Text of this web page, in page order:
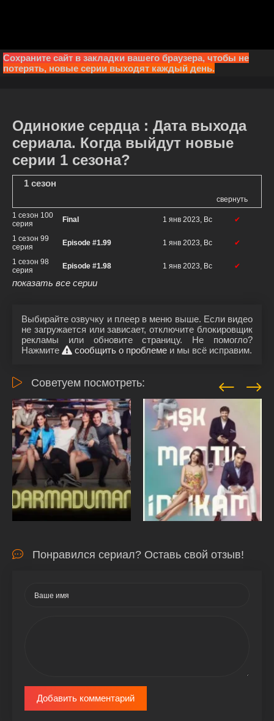
Сохраните сайт в закладки вашего браузера, чтобы не
потерять, новые серии выходят каждый день.
Одинокие сердца : Дата выхода
сериала. Когда выйдут новые
серии 1 сезона?
1 сезон
свернуть
1 сезон 100
серия
Final 1 янв 2023, Вс ✔
1 сезон 99
серия
Episode #1.99 1 янв 2023, Вс ✔
1 сезон 98
серия
Episode #1.98 1 янв 2023, Вс ✔
показать все серии
Выбирайте озвучку и плеер в меню выше. Если видео
не загружается или зависает, отключите блокировщик
рекламы или обновите страницу. Не помогло?
Нажмите
сообщить о проблеме и мы всё исправим.
Советуем посмотреть:
Понравился сериал? Оставь свой отзыв!
Добавить комментарий